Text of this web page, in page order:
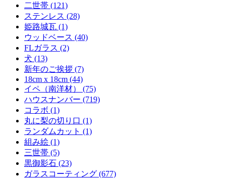
二世帯 (121)
ステンレス (28)
姫路城瓦 (1)
ウッドベース (40)
FLガラス (2)
犬 (13)
新年のご挨拶 (7)
18cm x 18cm (44)
イペ（南洋材） (75)
ハウスナンバー (719)
コラボ (1)
丸に梨の切り口 (1)
ランダムカット (1)
組み絵 (1)
三世帯 (5)
黒御影石 (23)
ガラスコーティング (677)